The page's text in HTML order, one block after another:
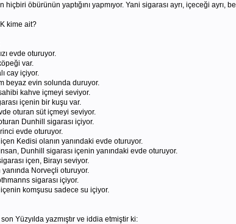
hiçbiri öbürünün yaptığını yapmıyor. Yani sigarası ayrı, içeceği ayrı,
kime ait?
evde oturuyor.
var.
cay içiyor.
beyaz evin solunda duruyor.
kahve içmeyi seviyor.
içenin bir kuşu var.
oturan süt içmeyi seviyor.
Dunhill sigarası içiyor.
evde oturuyor.
Kedisi olanın yanındaki evde oturuyor.
Dunhill sigarası içenin yanındaki evde oturuyor.
içen, Birayı seviyor.
Norveçli oturuyor.
sigarası içiyor.
komşusu sadece su içiyor.
Yüzyılda yazmıştır ve iddia etmiştir ki: